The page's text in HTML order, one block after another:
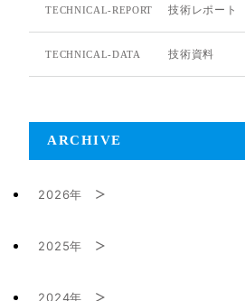
TECHNICAL-REPORT 技術レポート
TECHNICAL-DATA 技術資料
ARCHIVE
2026年
2月 (1)
2025年
2024年